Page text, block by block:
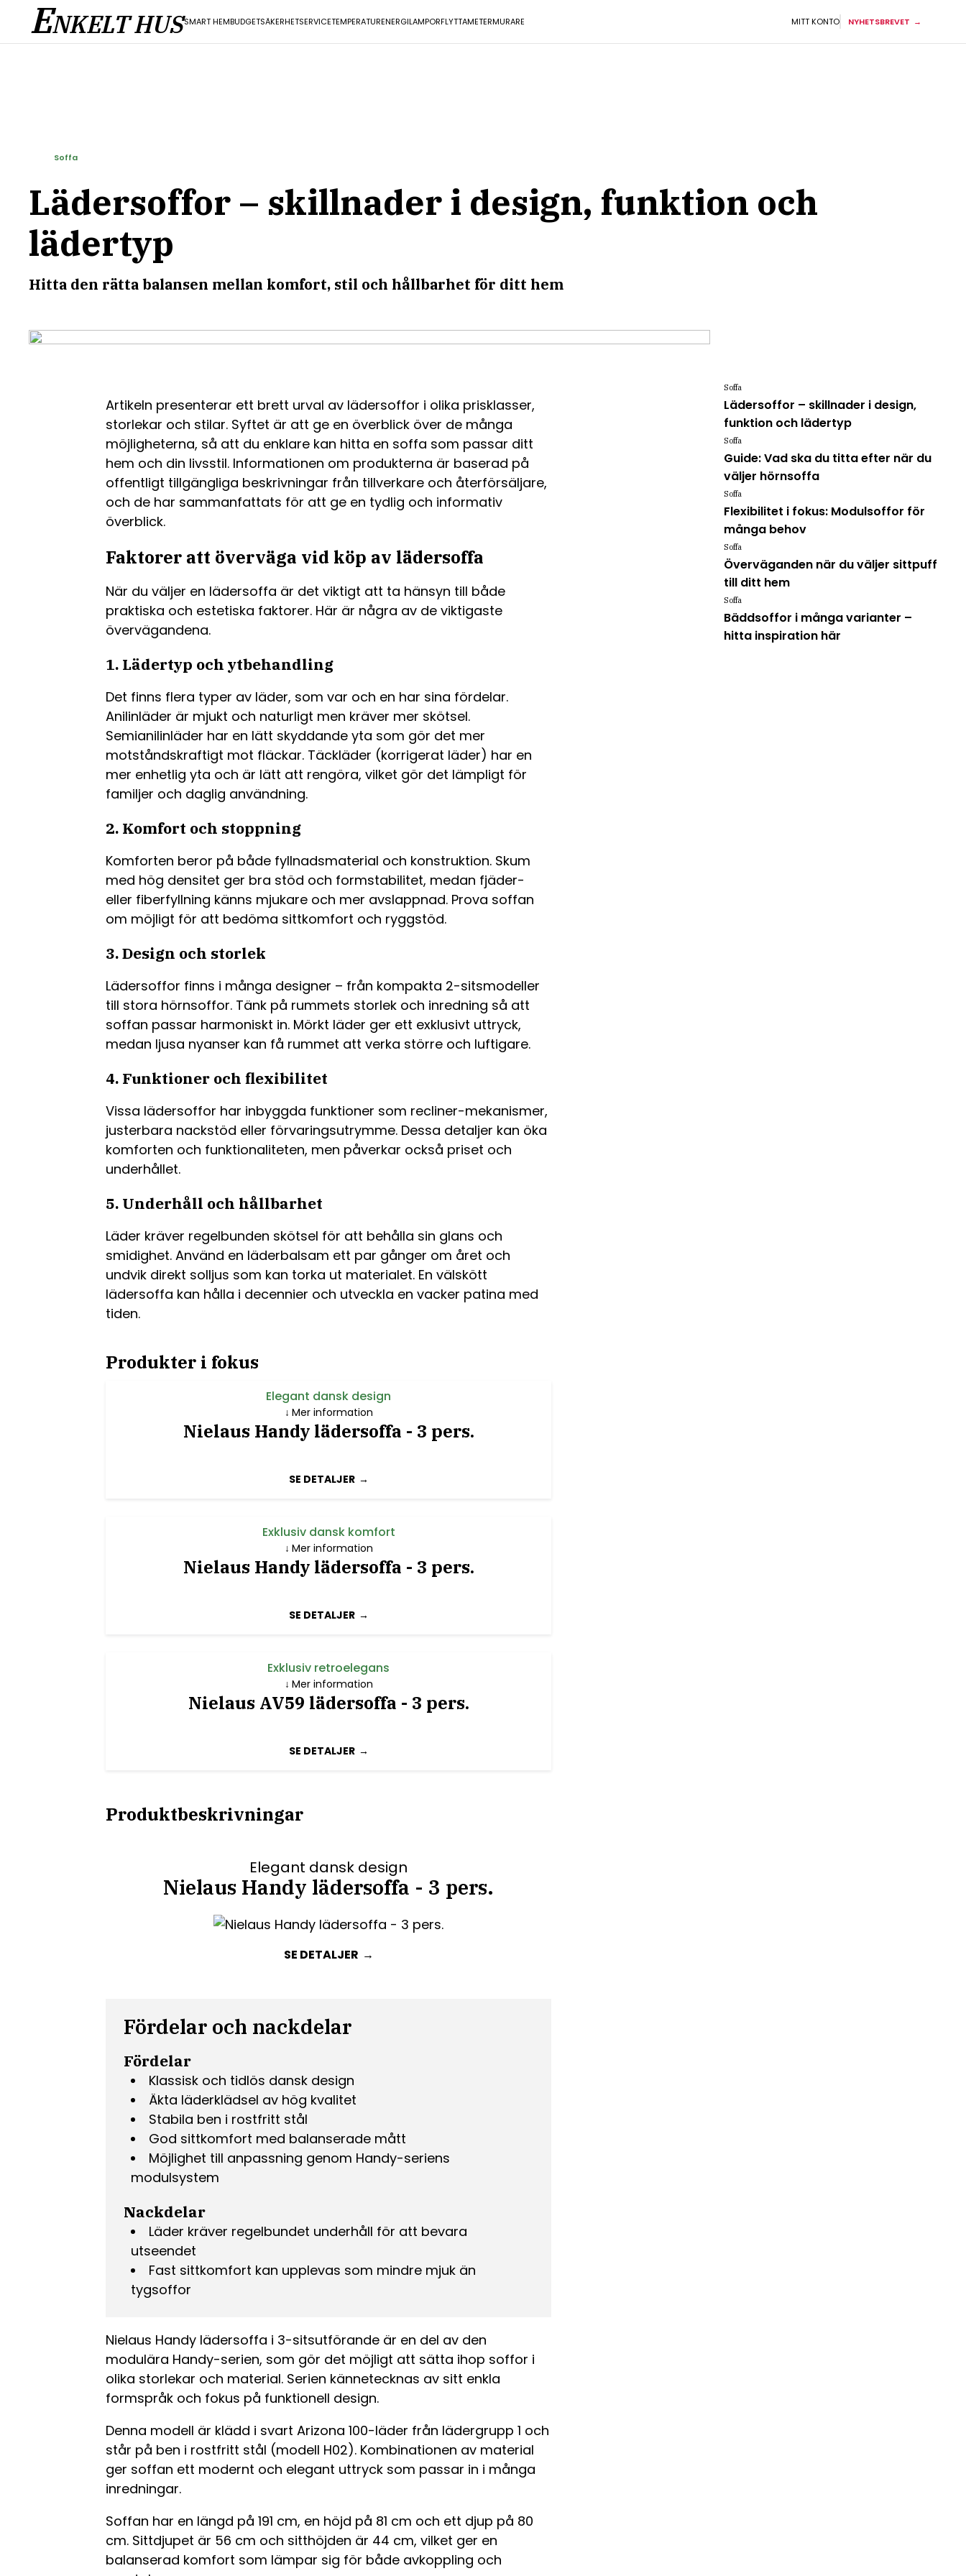
ENKELT HUSSMART HEMBUDGETSÄKERHETSERVICETEMPERATURENERGILAMPORFLYTTAMETERMURARE MITT KONTO NYHETSBREVET
Lädersoffor – skillnader i design, funktion och
lädertyp
Hitta den rätta balansen mellan komfort, stil och hållbarhet för ditt hem
Soffa
Artikeln presenterar ett brett urval av lädersoffor i olika prisklasser,
storlekar och stilar. Syftet är att ge en överblick över de många
möjligheterna, så att du enklare kan hitta en soffa som passar ditt
hem och din livsstil. Informationen om produkterna är baserad på
offentligt tillgängliga beskrivningar från tillverkare och återförsäljare,
och de har sammanfattats för att ge en tydlig och informativ
överblick.
Faktorer att överväga vid köp av lädersoffa
När du väljer en lädersoffa är det viktigt att ta hänsyn till både
praktiska och estetiska faktorer. Här är några av de viktigaste
övervägandena.
1. Lädertyp och ytbehandling
Det finns flera typer av läder, som var och en har sina fördelar.
Anilinläder är mjukt och naturligt men kräver mer skötsel.
Semianilinläder har en lätt skyddande yta som gör det mer
motståndskraftigt mot fläckar. Täckläder (korrigerat läder) har en
mer enhetlig yta och är lätt att rengöra, vilket gör det lämpligt för
familjer och daglig användning.
2. Komfort och stoppning
Komforten beror på både fyllnadsmaterial och konstruktion. Skum
med hög densitet ger bra stöd och formstabilitet, medan fjäder-
eller fiberfyllning känns mjukare och mer avslappnad. Prova soffan
om möjligt för att bedöma sittkomfort och ryggstöd.
3. Design och storlek
Lädersoffor finns i många designer – från kompakta 2-sitsmodeller
till stora hörnsoffor. Tänk på rummets storlek och inredning så att
soffan passar harmoniskt in. Mörkt läder ger ett exklusivt uttryck,
medan ljusa nyanser kan få rummet att verka större och luftigare.
4. Funktioner och flexibilitet
Vissa lädersoffor har inbyggda funktioner som recliner-mekanismer,
justerbara nackstöd eller förvaringsutrymme. Dessa detaljer kan öka
komforten och funktionaliteten, men påverkar också priset och
underhållet.
5. Underhåll och hållbarhet
Läder kräver regelbunden skötsel för att behålla sin glans och
smidighet. Använd en läderbalsam ett par gånger om året och
undvik direkt solljus som kan torka ut materialet. En välskött
lädersoffa kan hålla i decennier och utveckla en vacker patina med
tiden.
Produkter i fokus
Elegant dansk design
Nielaus Handy lädersoffa - 3 pers.
SE DETALJER
Mer information
Exklusiv dansk komfort
Nielaus Handy lädersoffa - 3 pers.
SE DETALJER
Mer information
Exklusiv retroelegans
Nielaus AV59 lädersoffa - 3 pers.
SE DETALJER
Mer information
Produktbeskrivningar
Elegant dansk design
Nielaus Handy lädersoffa - 3 pers.
Nielaus Handy lädersoffa i 3-sitsutförande är en del av den
modulära Handy-serien, som gör det möjligt att sätta ihop soffor i
olika storlekar och material. Serien kännetecknas av sitt enkla
formspråk och fokus på funktionell design.
Denna modell är klädd i svart Arizona 100-läder från lädergrupp 1 och
står på ben i rostfritt stål (modell H02). Kombinationen av material
ger soffan ett modernt och elegant uttryck som passar in i många
inredningar.
Soffan har en längd på 191 cm, en höjd på 81 cm och ett djup på 80
cm. Sittdjupet är 56 cm och sitthöjden är 44 cm, vilket ger en
balanserad komfort som lämpar sig för både avkoppling och
Fördelar och nackdelar
Fördelar
Klassisk och tidlös dansk design
Äkta läderklädsel av hög kvalitet
Stabila ben i rostfritt stål
God sittkomfort med balanserade mått
Möjlighet till anpassning genom Handy-seriens
modulsystem
Nackdelar
Läder kräver regelbundet underhåll för att bevara
utseendet
Fast sittkomfort kan upplevas som mindre mjuk än
tygsoffor
SE DETALJER
Lädersoffor – skillnader i design,
funktion och lädertyp
Soffa
Guide: Vad ska du titta efter när du
väljer hörnsoffa
Soffa
Flexibilitet i fokus: Modulsoffor för
många behov
Soffa
Överväganden när du väljer sittpuff
till ditt hem
Soffa
Bäddsoffor i många varianter –
hitta inspiration här
Soffa